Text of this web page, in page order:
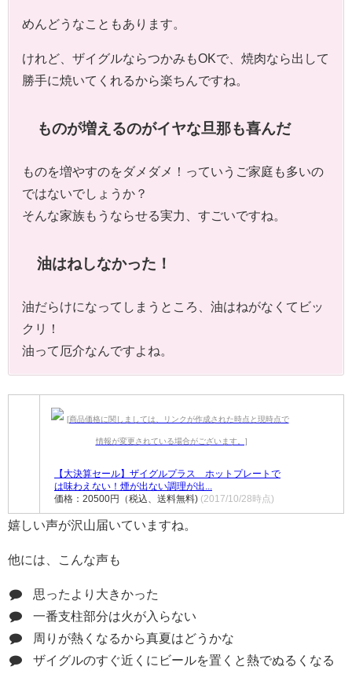
めんどうなこともあります。
けれど、ザイグルならつかみもOKで、焼肉なら出して
勝手に焼いてくれるから楽ちんですね。
ものが増えるのがイヤな旦那も喜んだ
ものを増やすのをダメダメ！っていうご家庭も多いの
ではないでしょうか？
そんな家族もうならせる実力、すごいですね。
油はねしなかった！
油だらけになってしまうところ、油はねがなくてビッ
クリ！
油って厄介なんですよね。
【大決算セール】ザイグルプラス ホットプレートで
は味わえない！煙が出ない調理が出...
価格：20500円（税込、送料無料) (2017/10/28時点)
嬉しい声が沢山届いていますね。
他には、こんな声も
思ったより大きかった
一番支柱部分は火が入らない
周りが熱くなるから真夏はどうかな
ザイグルのすぐ近くにビールを置くと熱でぬるくなる